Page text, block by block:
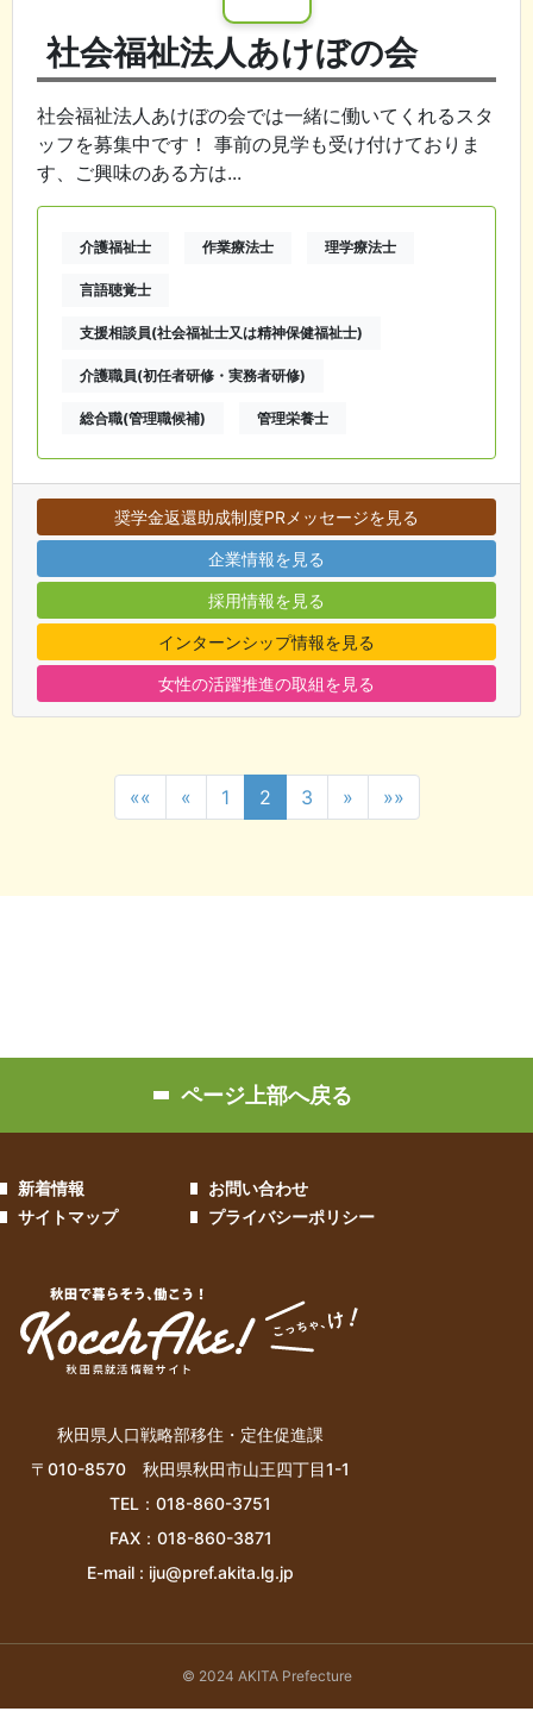
社会福祉法人あけぼの会
社会福祉法人あけぼの会では一緒に働いてくれるスタ
ッフを募集中です！ 事前の見学も受け付けておりま
す、ご興味のある方は...
介護福祉士 作業療法士 理学療法士
言語聴覚士
支援相談員(社会福祉士又は精神保健福祉士)
介護職員(初任者研修・実務者研修)
総合職(管理職候補) 管理栄養士
奨学金返還助成制度PRメッセージを見る
企業情報を見る
採用情報を見る
インターンシップ情報を見る
女性の活躍推進の取組を見る
«« « 1 2 3 » »»
ページ上部へ戻る
新着情報
お問い合わせ
サイトマップ
プライバシーポリシー
秋田県人口戦略部移住・定住促進課
〒010-8570 秋田県秋田市山王四丁目1-1
TEL：018-860-3751
FAX：018-860-3871
E-mail : iju@pref.akita.lg.jp
© 2024 AKITA Prefecture